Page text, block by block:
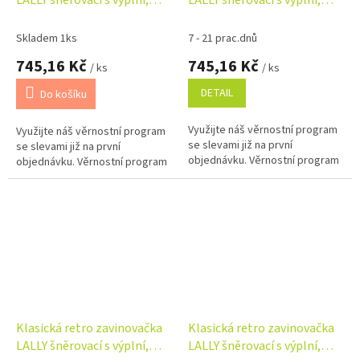
Skladem 1ks
745,16 Kč / ks
Do košíku
Využijte náš věrnostní program
se slevami již na první
objednávku. Věrnostní program
7 - 21 prac.dnů
745,16 Kč / ks
DETAIL
Využijte náš věrnostní program
se slevami již na první
objednávku. Věrnostní program
Klasická retro zavinovačka
LALLY šněrovací s výplní,
Klasická retro zavinovačka
LALLY šněrovací s výplní,